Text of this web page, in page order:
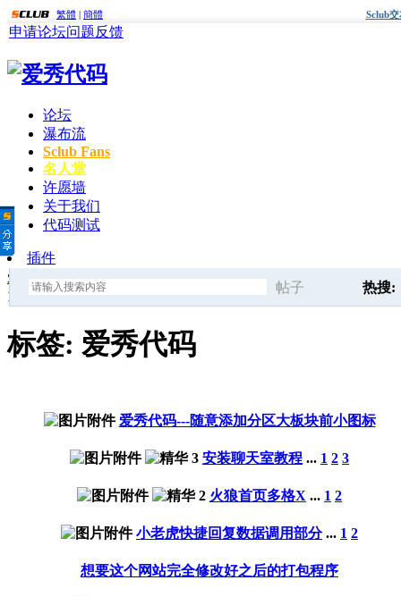
繁體 | 簡體 Sclub
申请论坛问题反馈
论坛
瀑布流
Sclub Fans
名人堂
许愿墙
关于我们
代码测试
插件
帖子
热搜:
爱秀代码
1
45 6下一页
标签: 爱秀代码
爱秀代码---随意添加分区大板块前小图标
安装聊天室教程 ... 1 2 3
火狼首页多格X ... 1 2
小老虎快捷回复数据调用部分 ... 1 2
想要这个网站完全修改好之后的打包程序